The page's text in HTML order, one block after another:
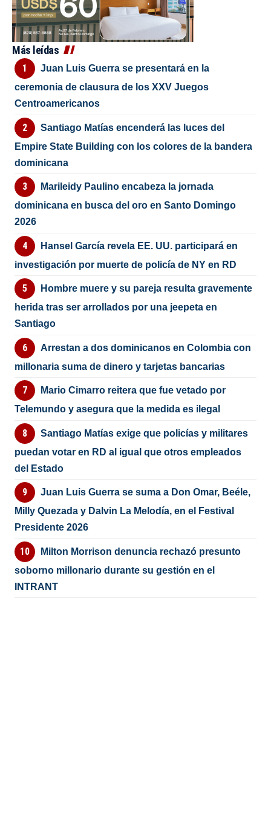
Más leídas
Juan Luis Guerra se presentará en la
ceremonia de clausura de los XXV Juegos
Centroamericanos
Santiago Matías encenderá las luces del
Empire State Building con los colores de la bandera
dominicana
Marileidy Paulino encabeza la jornada
dominicana en busca del oro en Santo Domingo
2026
Hansel García revela EE. UU. participará en
investigación por muerte de policía de NY en RD
Hombre muere y su pareja resulta gravemente
herida tras ser arrollados por una jeepeta en
Santiago
Arrestan a dos dominicanos en Colombia con
millonaria suma de dinero y tarjetas bancarias
Mario Cimarro reitera que fue vetado por
Telemundo y asegura que la medida es ilegal
Santiago Matías exige que policías y militares
puedan votar en RD al igual que otros empleados
del Estado
Juan Luis Guerra se suma a Don Omar, Beéle,
Milly Quezada y Dalvin La Melodía, en el Festival
Presidente 2026
Milton Morrison denuncia rechazó presunto
soborno millonario durante su gestión en el
INTRANT